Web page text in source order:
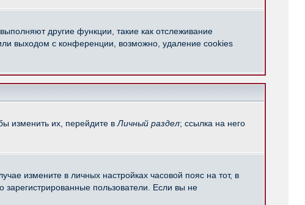
другие функции, такие как отслеживание
выходом с конференции, возможно, удаление cookies
изменить их, перейдите в Личный раздел; ссылка на него
измените в личных настройках часовой пояс на тот, в
зарегистрированные пользователи. Если вы не